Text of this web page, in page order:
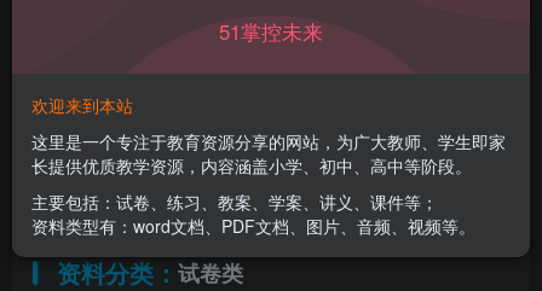
人教版
适用年级：
文件类型：高清PDF
资料分类： 试卷类
51掌控未来
欢迎来到本站
这里是一个专注于教育资源分享的网站，为广大教师、学生即家
长提供优质教学资源，内容涵盖小学、初中、高中等阶段。
主要包括：试卷、练习、教案、学案、讲义、课件等；
资料类型有：word文档、PDF文档、图片、音频、视频等。